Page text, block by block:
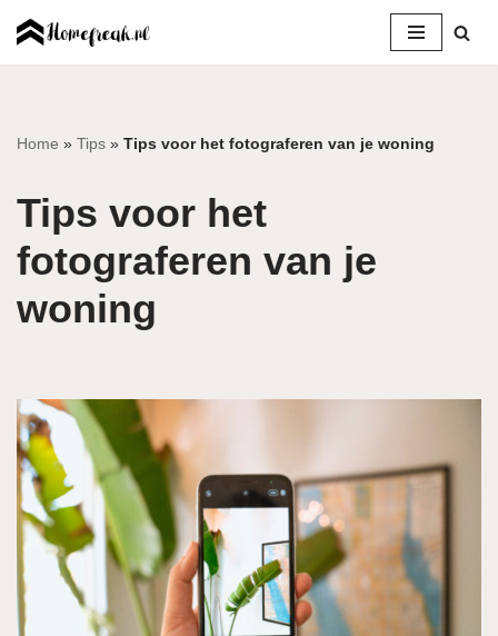
inhoud
Home » Tips » Tips voor het fotograferen van je woning
Tips voor het
fotograferen van je
woning